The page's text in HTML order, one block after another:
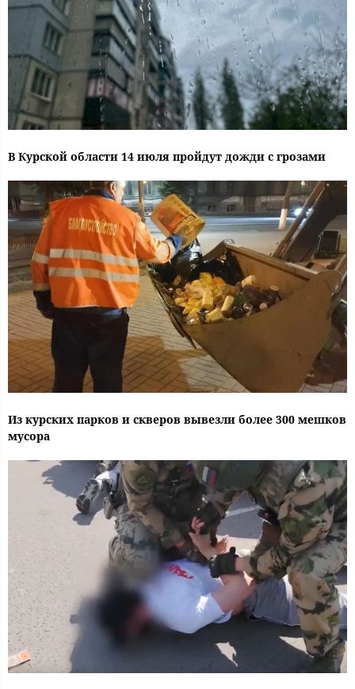
В Курской области 14 июля пройдут дожди с грозами
Из курских парков и скверов вывезли более 300 мешков
мусора